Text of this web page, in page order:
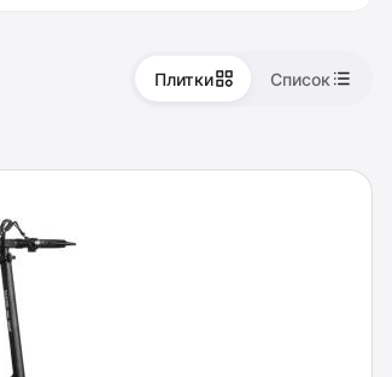
Плитки Список